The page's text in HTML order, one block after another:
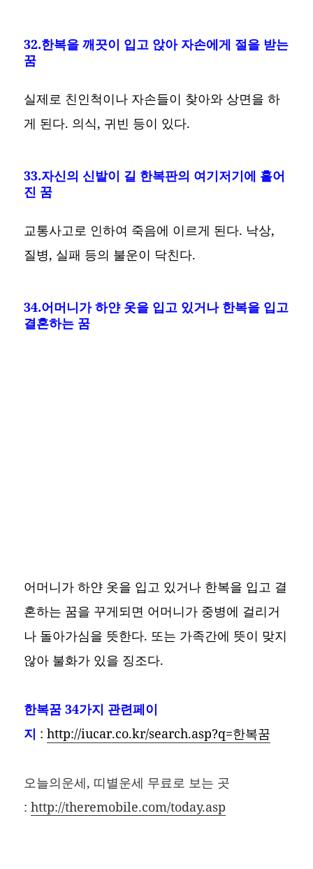
32.한복을 깨끗이 입고 앉아 자손에게 절을 받는
꿈
실제로 친인척이나 자손들이 찾아와 상면을 하
게 된다. 의식, 귀빈 등이 있다.
33.자신의 신발이 길 한복판의 여기저기에 흩어
진 꿈
교통사고로 인하여 죽음에 이르게 된다. 낙상,
질병, 실패 등의 불운이 닥친다.
34.어머니가 하얀 옷을 입고 있거나 한복을 입고
결혼하는 꿈
어머니가 하얀 옷을 입고 있거나 한복을 입고 결
혼하는 꿈을 꾸게되면 어머니가 중병에 걸리거
나 돌아가심을 뜻한다. 또는 가족간에 뜻이 맞지
않아 불화가 있을 징조다.
한복꿈34가지 관련페이
지 :http://iucar.co.kr/search.asp?q=한복꿈
오늘의운세, 띠별운세 무료로 보는 곳
:http://theremobile.com/today.asp